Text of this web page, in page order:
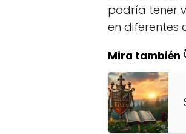
podría tener
en diferentes
Mira también